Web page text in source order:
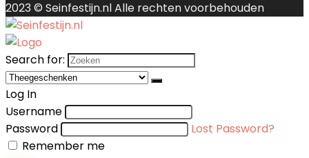
2023 © Seinfestijn.nl Alle rechten voorbehouden
Search for:
Log In
Username
Password
Lost Password?
Remember me